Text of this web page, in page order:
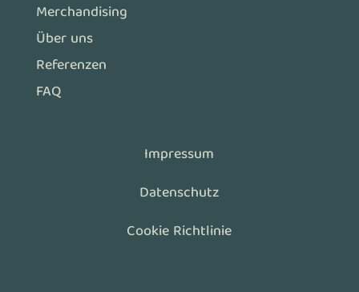
Merchandising
Über uns
Referenzen
FAQ
Impressum
Datenschutz
Cookie Richtlinie